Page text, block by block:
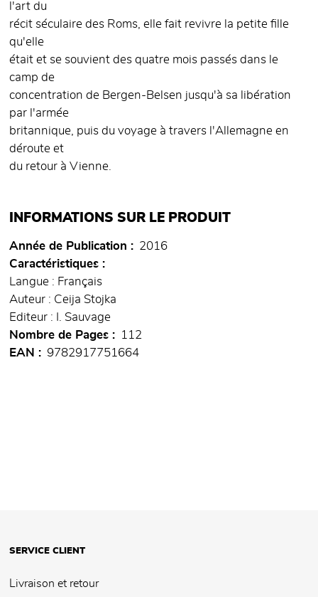
l'art du
récit séculaire des Roms, elle fait revivre la petite fille
qu'elle
était et se souvient des quatre mois passés dans le
camp de
concentration de Bergen-Belsen jusqu'à sa libération
par l'armée
britannique, puis du voyage à travers l'Allemagne en
déroute et
du retour à Vienne.
INFORMATIONS SUR LE PRODUIT
Année de Publication
2016
Caractéristiques
Langue : Français
Auteur : Ceija Stojka
Editeur : I. Sauvage
Nombre de Pages
112
EAN
9782917751664
SERVICE CLIENT
Livraison et retour